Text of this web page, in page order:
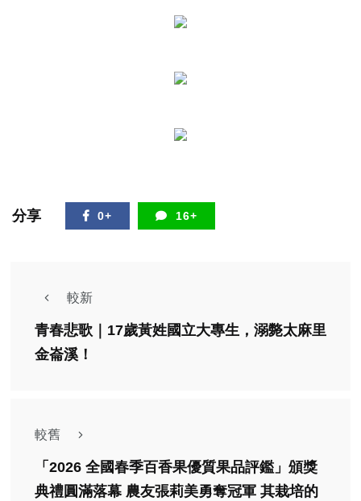
分享 0+ 16+
較新
青春悲歌｜17歲黃姓國立大專生，溺斃太麻里
金崙溪！
較舊
「2026 全國春季百香果優質果品評鑑」頒獎
典禮圓滿落幕 農友張莉美勇奪冠軍 其栽培的